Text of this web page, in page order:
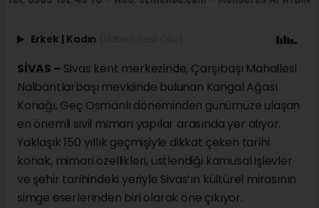
Erkek | Kadın
SİVAS – Sivas kent merkezinde, Çarşıbaşı Mahallesi
Nalbantlarbaşı mevkiinde bulunan Kangal Ağası
Konağı, Geç Osmanlı döneminden günümüze ulaşan
en önemli sivil mimari yapılar arasında yer alıyor.
Yaklaşık 150 yıllık geçmişiyle dikkat çeken tarihi
konak, mimari özellikleri, üstlendiği kamusal işlevler
ve şehir tarihindeki yeriyle Sivas’ın kültürel mirasının
simge eserlerinden biri olarak öne çıkıyor.